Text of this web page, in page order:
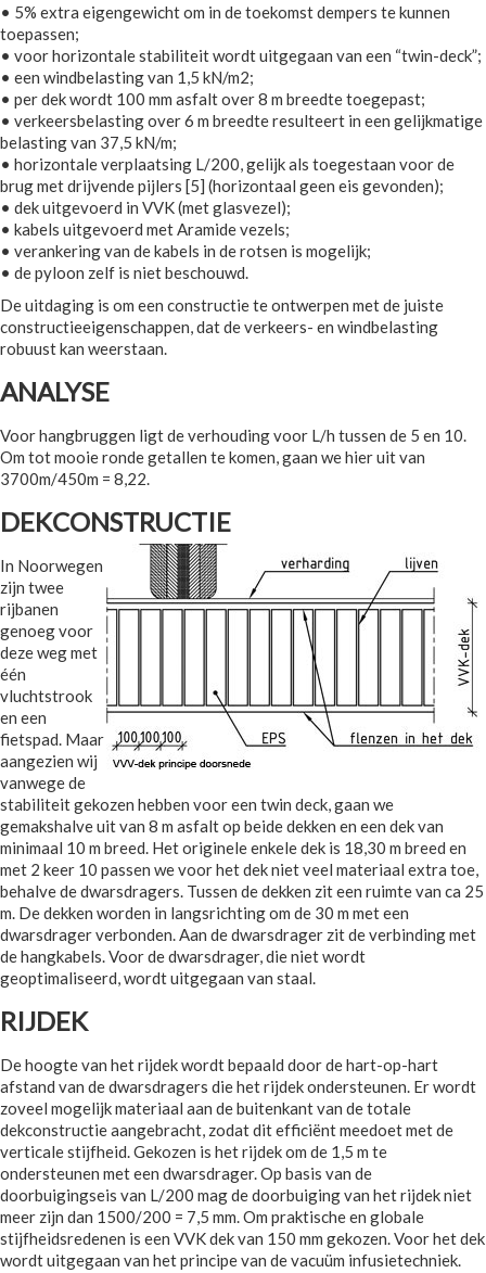
• 5% extra eigengewicht om in de toekomst dempers te kunnen
toepassen;
• voor horizontale stabiliteit wordt uitgegaan van een “twin-deck”;
• een windbelasting van 1,5 kN/m2;
• per dek wordt 100 mm asfalt over 8 m breedte toegepast;
• verkeersbelasting over 6 m breedte resulteert in een gelijkmatige
belasting van 37,5 kN/m;
• horizontale verplaatsing L/200, gelijk als toegestaan voor de
brug met drijvende pijlers [5] (horizontaal geen eis gevonden);
• dek uitgevoerd in VVK (met glasvezel);
• kabels uitgevoerd met Aramide vezels;
• verankering van de kabels in de rotsen is mogelijk;
• de pyloon zelf is niet beschouwd.
De uitdaging is om een constructie te ontwerpen met de juiste
constructieeigenschappen, dat de verkeers- en windbelasting
robuust kan weerstaan.
ANALYSE
Voor hangbruggen ligt de verhouding voor L/h tussen de 5 en 10.
Om tot mooie ronde getallen te komen, gaan we hier uit van
3700m/450m = 8,22.
DEKCONSTRUCTIE
In Noorwegen
zijn twee
rijbanen
genoeg voor
deze weg met
één
vluchtstrook
en een
fietspad. Maar
aangezien wij
vanwege de
stabiliteit gekozen hebben voor een twin deck, gaan we
gemakshalve uit van 8 m asfalt op beide dekken en een dek van
minimaal 10 m breed. Het originele enkele dek is 18,30 m breed en
met 2 keer 10 passen we voor het dek niet veel materiaal extra toe,
behalve de dwarsdragers. Tussen de dekken zit een ruimte van ca 25
m. De dekken worden in langsrichting om de 30 m met een
dwarsdrager verbonden. Aan de dwarsdrager zit de verbinding met
de hangkabels. Voor de dwarsdrager, die niet wordt
geoptimaliseerd, wordt uitgegaan van staal.
RIJDEK
De hoogte van het rijdek wordt bepaald door de hart-op-hart
afstand van de dwarsdragers die het rijdek ondersteunen. Er wordt
zoveel mogelijk materiaal aan de buitenkant van de totale
dekconstructie aangebracht, zodat dit efficiënt meedoet met de
verticale stijfheid. Gekozen is het rijdek om de 1,5 m te
ondersteunen met een dwarsdrager. Op basis van de
doorbuigingseis van L/200 mag de doorbuiging van het rijdek niet
meer zijn dan 1500/200 = 7,5 mm. Om praktische en globale
stijfheidsredenen is een VVK dek van 150 mm gekozen. Voor het dek
wordt uitgegaan van het principe van de vacuüm infusietechniek.